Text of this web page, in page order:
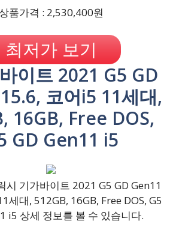
상품가격 : 2,530,400원
최저가 보기
이트 2021 G5 GD
코어i5 11세대,
16GB, Free DOS,
GD Gen11 i5
시 기가바이트 2021 G5 GD Gen11
세대, 512GB, 16GB, Free DOS, G5
i5 상세 정보를 볼 수 있습니다.